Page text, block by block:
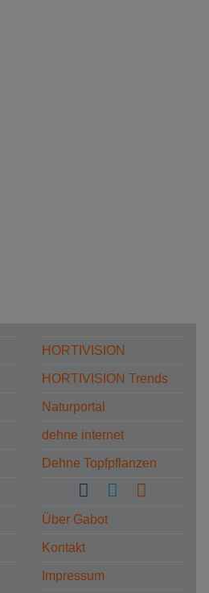
HORTIVISION
HORTIVISION Trends
Naturportal
dehne internet
Dehne Topfpflanzen
Über Gabot
Kontakt
Impressum